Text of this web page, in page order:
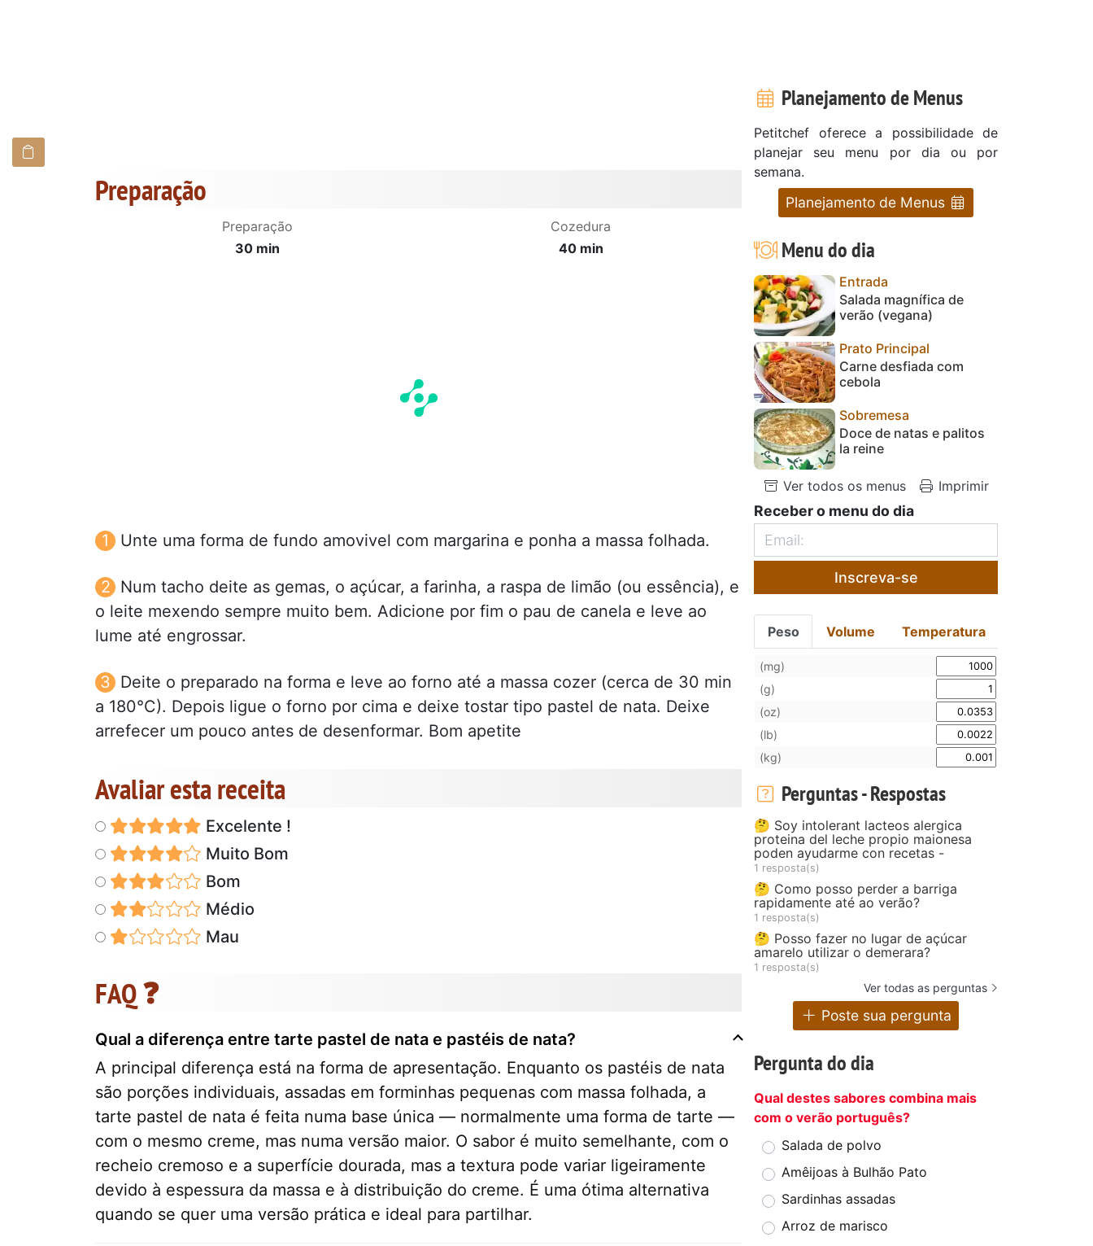
Preparação
Preparação
30 min
Cozedura
40 min
Unte uma forma de fundo amovivel com margarina e ponha a massa folhada.
Num tacho deite as gemas, o açúcar, a farinha, a raspa de limão (ou essência), e
o leite mexendo sempre muito bem. Adicione por fim o pau de canela e leve ao
lume até engrossar.
Deite o preparado na forma e leve ao forno até a massa cozer (cerca de 30 min
a 180°C). Depois ligue o forno por cima e deixe tostar tipo pastel de nata. Deixe
arrefecer um pouco antes de desenformar. Bom apetite
Avaliar esta receita
Excelente !
Muito Bom
Bom
Médio
Mau
FAQ ❓
Qual a diferença entre tarte pastel de nata e pastéis de nata?
A principal diferença está na forma de apresentação. Enquanto os pastéis de nata
são porções individuais, assadas em forminhas pequenas com massa folhada, a
tarte pastel de nata é feita numa base única — normalmente uma forma de tarte —
com o mesmo creme, mas numa versão maior. O sabor é muito semelhante, com o
recheio cremoso e a superfície dourada, mas a textura pode variar ligeiramente
devido à espessura da massa e à distribuição do creme. É uma ótima alternativa
quando se quer uma versão prática e ideal para partilhar.
Planejamento de Menus
Petitchef oferece a possibilidade de
planejar seu menu por dia ou por
semana.
Planejamento de Menus
Menu do dia
Entrada
Salada magnífica de
verão (vegana)
Prato Principal
Carne desfiada com
cebola
Sobremesa
Doce de natas e palitos
la reine
Ver todos os menus Imprimir
Receber o menu do dia
Inscreva-se
Peso Volume Temperatura
(mg)
(g)
(oz)
(lb)
(kg)
Perguntas - Respostas
🤔 Soy intolerant lacteos alergica
proteina del leche propio maionesa
poden ayudarme con recetas -
1 resposta(s)
🤔 Como posso perder a barriga
rapidamente até ao verão?
1 resposta(s)
🤔 Posso fazer no lugar de açúcar
amarelo utilizar o demerara?
1 resposta(s)
Ver todas as perguntas
Poste sua pergunta
Pergunta do dia
Qual destes sabores combina mais
com o verão português?
Salada de polvo
Amêijoas à Bulhão Pato
Sardinhas assadas
Arroz de marisco